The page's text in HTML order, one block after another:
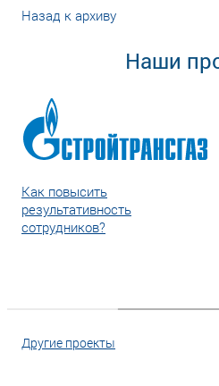
Назад к архиву
Наши
Как повысить
результативность
сотрудников?
Другие проекты